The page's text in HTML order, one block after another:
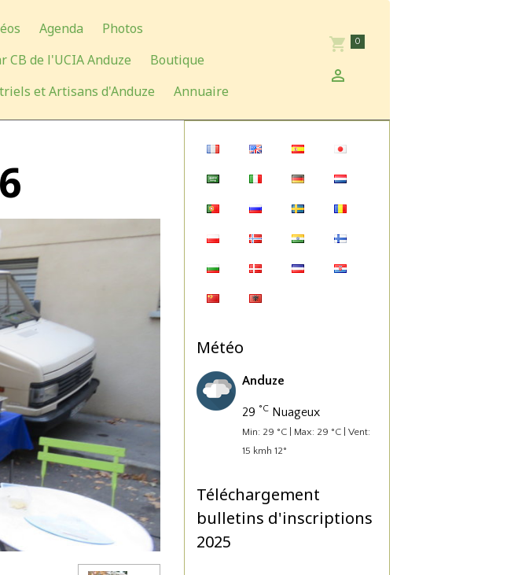
Agenda
Photos
CB de l'UCIA Anduze
Boutique
et Artisans d'Anduze
Annuaire
0
Météo
Anduze
29 °C Nuageux
Min: 29 °C | Max: 29 °C | Vent:
15 kmh 12°
Téléchargement
bulletins d'inscriptions
2025